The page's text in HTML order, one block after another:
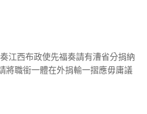
江西布政使先福奏請有漕省分捐納
將職銜一體在外捐輸一摺應毋庸議